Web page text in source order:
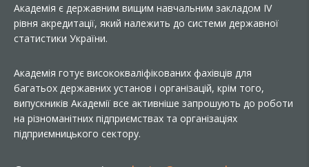
Академія є державним вищим навчальним закладом IV
рівня акредитації, який належить до системи державної
статистики України.
Академія готує висококваліфікованих фахівців для
багатьох державних установ і організацій, крім того,
випускників Академії все активніше запрошують до роботи
на різноманітних підприємствах та організаціях
підприємницького сектору.